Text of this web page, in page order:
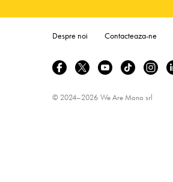
Despre noi Contacteaza-ne
© 2024–2026 We Are Mono srl